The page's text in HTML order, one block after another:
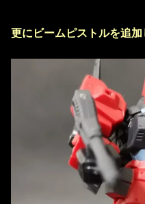
更にビームピストルを追加